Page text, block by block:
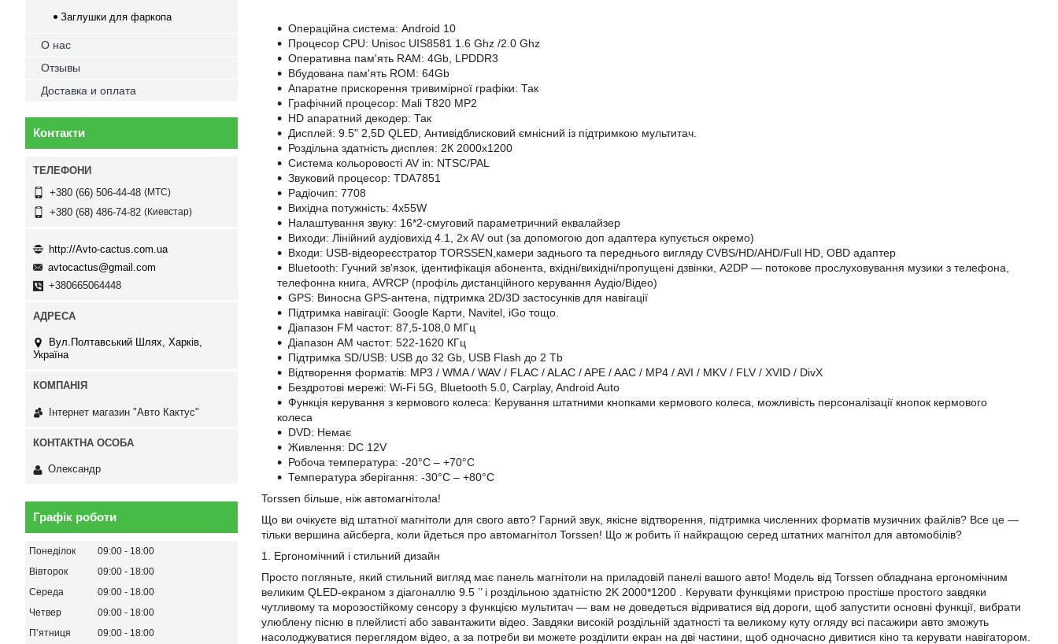
Операційна система: Android 10
Процесор CPU: Unisoc UIS8581 1.6 Ghz /2.0 Ghz
Оперативна пам'ять RAM: 4Gb, LPDDR3
Вбудована пам'ять ROM: 64Gb
Апаратне прискорення тривимірної графіки: Так
Графічний процесор: Mali T820 MP2
HD апаратний декодер: Так
Дисплей: 9.5" 2,5D QLED, Антивідблисковий ємнісний із підтримкою мультитач.
Роздільна здатність дисплея: 2К 2000х1200
Система кольоровості AV in: NTSC/PAL
Звуковий процесор: TDA7851
Радіочип: 7708
Вихідна потужність: 4х55W
Налаштування звуку: 16*2-смуговий параметричний еквалайзер
Виходи: Лінійний аудіовихід 4.1, 2x AV out (за допомогою доп адаптера купується окремо)
Входи: USB-відеореєстратор TORSSEN,камери заднього та переднього вигляду CVBS/HD/AHD/Full HD, OBD адаптер
Bluetooth: Гучний зв'язок, ідентифікація абонента, вхідні/вихідні/пропущені дзвінки, A2DP — потокове прослуховування музики з телефона,
телефонна книга, AVRCP (профіль дистанційного керування Аудіо/Відео)
GPS: Виносна GPS-антена, підтримка 2D/3D застосунків для навігації
Підтримка навігації: Google Карти, Navitel, iGo тощо.
Діапазон FM частот: 87,5-108,0 МГц
Діапазон АМ частот: 522-1620 КГц
Підтримка SD/USB: USB до 32 Gb, USB Flash до 2 Tb
Відтворення форматів: MP3 / WMA / WAV / FLAC / ALAC / APE / AAC / MP4 / AVI / MKV / FLV / XVID / DivX
Бездротові мережі: Wi-Fi 5G, Bluetooth 5.0, Carplay, Android Auto
Функція керування з кермового колеса: Керування штатними кнопками кермового колеса, можливість персоналізації кнопок кермового
колеса
DVD: Немає
Живлення: DC 12V
Робоча температура: -20°C – +70°C
Температура зберігання: -30°C – +80°C
Torssen більше, ніж автомагнітола!
Що ви очікуєте від штатної магнітоли для свого авто? Гарний звук, якісне відтворення, підтримка численних форматів музичних файлів? Все це —
тільки вершина айсберга, коли йдеться про автомагнітол Torssen! Що ж робить її найкращою серед штатних магнітол для автомобілів?
1. Ергономічний і стильний дизайн
Просто погляньте, який стильний вигляд має панель магнітоли на приладовій панелі вашого авто! Модель від Torssen обладнана ергономічним
великим QLED-екраном з діагоналлю 9.5 ’’ і роздільною здатністю 2K 2000*1200
Керувати функціями пристрою простіше простого завдяки
чутливому та морозостійкому сенсору з функцією мультитач — вам не доведеться відриватися від дороги, щоб запустити основні функції, вибрати
улюблену пісню в плейлисті або завантажити відео. Завдяки високій роздільній здатності та великому куту огляду всі пасажири авто зможуть
насолоджуватися переглядом відео, а за потреби ви можете розділити екран на дві частини, щоб одночасно дивитися кіно та керувати навігатором.
Заглушки для фаркопа
О нас
Отзывы
Доставка и оплата
Контакти
+380 (66) 506-44-48 МТС
+380 (68) 486-74-82 Киевстар
http://Avto-cactus.com.ua
avtocactus@gmail.com
+380665064448
Вул.Полтавський Шлях, Харків,
Україна
Інтернет магазин "Авто Кактус"
Олександр
Графік роботи
Понеділок 09:00
18:00
Вівторок
09:00
18:00
Середа
09:00
18:00
Четвер
09:00
18:00
Пʼятниця
09:00
18:00